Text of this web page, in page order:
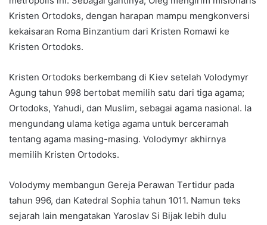
Kristen Ortodoks, dengan harapan mampu mengkonversi
kekaisaran Roma Binzantium dari Kristen Romawi ke
Kristen Ortodoks.
Kristen Ortodoks berkembang di Kiev setelah Volodymyr
Agung tahun 998 bertobat memilih satu dari tiga agama;
Ortodoks, Yahudi, dan Muslim, sebagai agama nasional. Ia
mengundang ulama ketiga agama untuk berceramah
tentang agama masing-masing. Volodymyr akhirnya
memilih Kristen Ortodoks.
Volodymy membangun Gereja Perawan Tertidur pada
tahun 996, dan Katedral Sophia tahun 1011. Namun teks
sejarah lain mengatakan Yaroslav Si Bijak lebih dulu